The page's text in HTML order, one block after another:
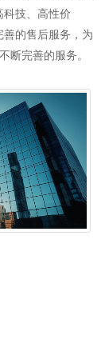
科技、高性价
善的售后服务，为
断完善的服务。